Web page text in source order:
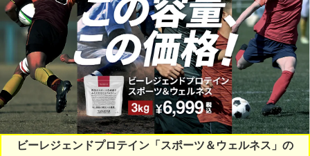
ビーレジェンドプロテイン「スポーツ＆ウェルネス」の